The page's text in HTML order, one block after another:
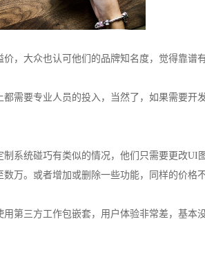
，大众也认可他们的品牌知名度，觉得靠谱有
需要专业人员的投入，当然了，如果需要开
系统碰巧有类似的情况，他们只需要更改UI
万。或者增加或删除一些功能，同样的价格不
第三方工作包嵌套，用户体验非常差，基本